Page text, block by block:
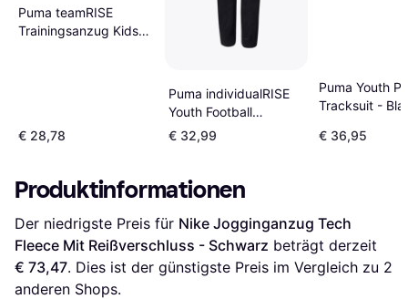
Puma teamRISE
Trainingsanzug Kids
€ 28,78
Puma individualRISE
Youth Football
Tracksuit - Puma
Red/Puma Black
€ 32,99
Puma Youth
Tracksuit -
€ 36,95
Produktinformationen
Der niedrigste Preis für Nike Jogginganzug Tech
Fleece Mit Reißverschluss - Schwarz
€ 73,47. Dies ist der günstigste Preis im Vergleich zu 2
anderen Shops.